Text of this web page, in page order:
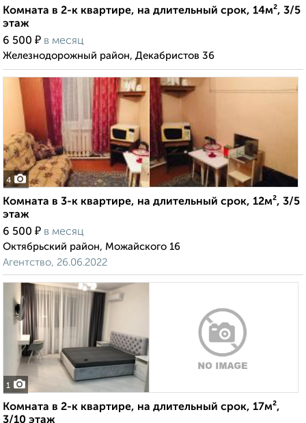
Комната в 2-к квартире, на длительный срок, 14м², 3/5
этаж
6 500 ₽ в месяц
Железнодорожный район, Декабристов 36
4
Комната в 3-к квартире, на длительный срок, 12м², 3/5
этаж
6 500 ₽ в месяц
Октябрьский район, Можайского 16
Агентство, 26.06.2022
1
Комната в 2-к квартире, на длительный срок, 17м²,
3/10 этаж